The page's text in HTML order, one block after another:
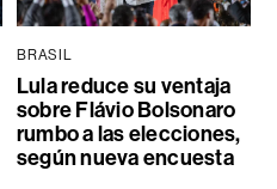
BRASIL
Lula reduce su ventaja
sobre Flávio Bolsonaro
rumbo a las elecciones,
según nueva encuesta